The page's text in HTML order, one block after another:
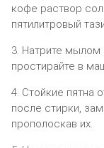
кофе раствор
пятилитровый
3. Натрите мылом
простирайте в
4. Стойкие пятна
после стирки,
прополоскав их.